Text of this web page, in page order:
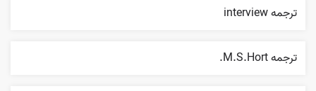
ترجمه interview
ترجمه M.S.Hort.